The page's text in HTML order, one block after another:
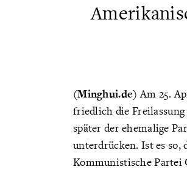
(Minghui.de) Am 25.
friedlich die
später der ehemalige
unterdrücken. Ist es so,
Kommunistische Partei